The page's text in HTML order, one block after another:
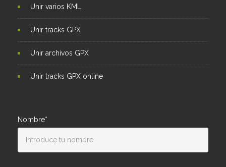
Unir varios KML
Unir tracks GPX
Unir archivos GPX
Unir tracks GPX online
Nombre*